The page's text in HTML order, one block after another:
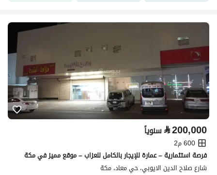
⃁200,000 سنوياً
600 م2
فرصة استثمارية – عمارة للإيجار بالكامل للعزاب – موقع مميز في مكة
شارع صلاح الدين الايوبي، حي معاد، مكة